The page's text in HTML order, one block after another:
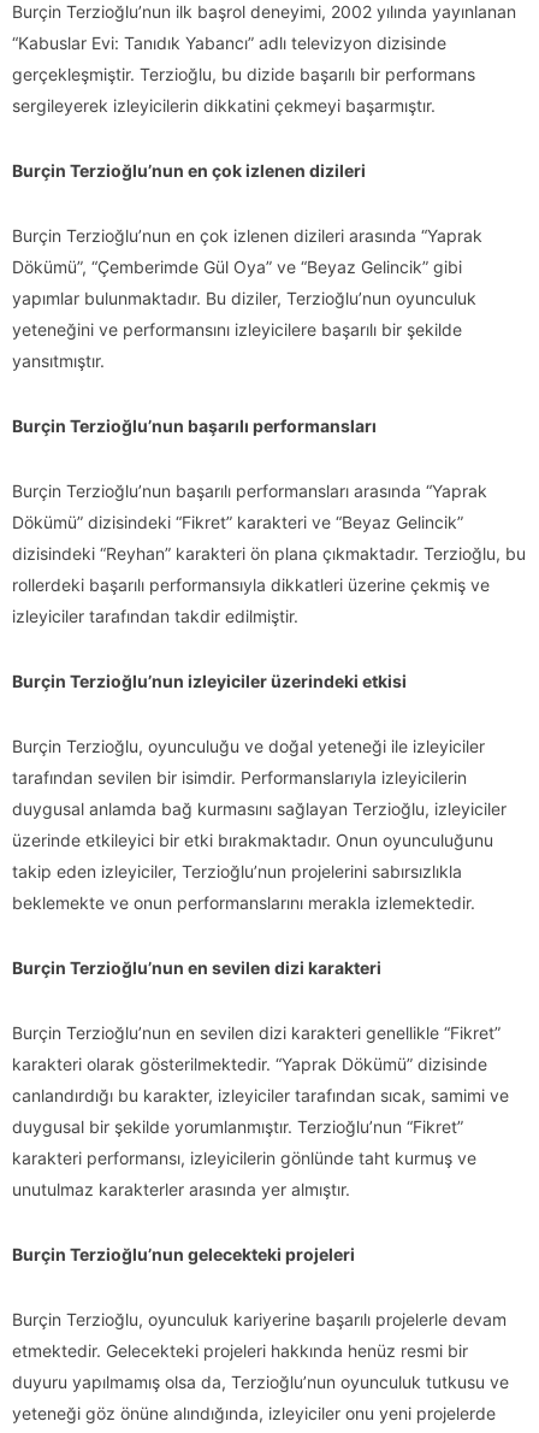
Burçin Terzioğlu’nun ilk başrol deneyimi, 2002 yılında yayınlanan
“Kabuslar Evi: Tanıdık Yabancı” adlı televizyon dizisinde
gerçekleşmiştir. Terzioğlu, bu dizide başarılı bir performans
sergileyerek izleyicilerin dikkatini çekmeyi başarmıştır.
Burçin Terzioğlu’nun en çok izlenen dizileri
Burçin Terzioğlu’nun en çok izlenen dizileri arasında “Yaprak
Dökümü”, “Çemberimde Gül Oya” ve “Beyaz Gelincik” gibi
yapımlar bulunmaktadır. Bu diziler, Terzioğlu’nun oyunculuk
yeteneğini ve performansını izleyicilere başarılı bir şekilde
yansıtmıştır.
Burçin Terzioğlu’nun başarılı performansları
Burçin Terzioğlu’nun başarılı performansları arasında “Yaprak
Dökümü” dizisindeki “Fikret” karakteri ve “Beyaz Gelincik”
dizisindeki “Reyhan” karakteri ön plana çıkmaktadır. Terzioğlu, bu
rollerdeki başarılı performansıyla dikkatleri üzerine çekmiş ve
izleyiciler tarafından takdir edilmiştir.
Burçin Terzioğlu’nun izleyiciler üzerindeki etkisi
Burçin Terzioğlu, oyunculuğu ve doğal yeteneği ile izleyiciler
tarafından sevilen bir isimdir. Performanslarıyla izleyicilerin
duygusal anlamda bağ kurmasını sağlayan Terzioğlu, izleyiciler
üzerinde etkileyici bir etki bırakmaktadır. Onun oyunculuğunu
takip eden izleyiciler, Terzioğlu’nun projelerini sabırsızlıkla
beklemekte ve onun performanslarını merakla izlemektedir.
Burçin Terzioğlu’nun en sevilen dizi karakteri
Burçin Terzioğlu’nun en sevilen dizi karakteri genellikle “Fikret”
karakteri olarak gösterilmektedir. “Yaprak Dökümü” dizisinde
canlandırdığı bu karakter, izleyiciler tarafından sıcak, samimi ve
duygusal bir şekilde yorumlanmıştır. Terzioğlu’nun “Fikret”
karakteri performansı, izleyicilerin gönlünde taht kurmuş ve
unutulmaz karakterler arasında yer almıştır.
Burçin Terzioğlu’nun gelecekteki projeleri
Burçin Terzioğlu, oyunculuk kariyerine başarılı projelerle devam
etmektedir. Gelecekteki projeleri hakkında henüz resmi bir
duyuru yapılmamış olsa da, Terzioğlu’nun oyunculuk tutkusu ve
yeteneği göz önüne alındığında, izleyiciler onu yeni projelerde